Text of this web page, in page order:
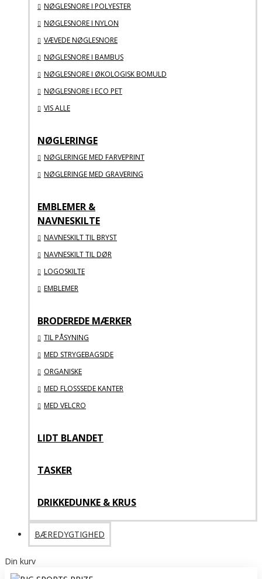
NØGLESNORE I POLYESTER
NØGLESNORE I NYLON
VÆVEDE NØGLESNORE
NØGLESNORE I BAMBUS
NØGLESNORE I ØKOLOGISK BOMULD
NØGLESNORE I ECO PET
VIS ALLE
NØGLERINGE
NØGLERINGE MED FARVEPRINT
NØGLERINGE MED GRAVERING
EMBLEMER &
NAVNESKILTE
NAVNESKILT TIL BRYST
NAVNESKILT TIL DØR
LOGOSKILTE
EMBLEMER
BRODEREDE MÆRKER
TIL PÅSYNING
MED STRYGEBAGSIDE
ORGANISKE
MED FLOSSSEDE KANTER
MED VELCRO
LIDT BLANDET
TASKER
DRIKKEDUNKE & KRUS
BÆREDYGTIGHED
Din kurv